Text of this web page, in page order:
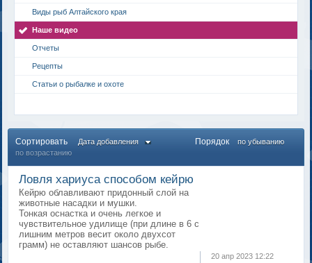
Виды рыб Алтайского края
Наше видео
Отчеты
Рецепты
Статьи о рыбалке и охоте
Сортировать Дата добавления Порядок
по убыванию
по возрастанию
Ловля хариуса способом кейрю
Кейрю облавливают придонный слой на
животные насадки и мушки.
Тонкая оснастка и очень легкое и
чувствительное удилище (при длине в 6 с
лишним метров весит около двухсот
грамм) не оставляют шансов рыбе.
20 апр 2023 12:22